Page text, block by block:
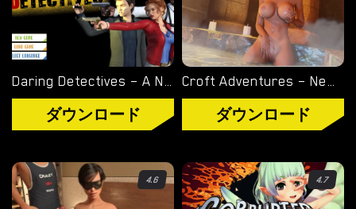
無料エロゲーム
限定ゲーム
OVERWATCH WEEKEND FUCK
OVERWATCH SCHOOL DAYS
RESIDENT EVIL NET ADVENTURE
Daring Detectives – A New Life – New Final Version 0.81 (Full Game) [Ashley Ratajkowsky]
ダウンロード
Croft Adventures – New Version 0.6.5a [PixDES]
ダウンロード
4.6 4.7